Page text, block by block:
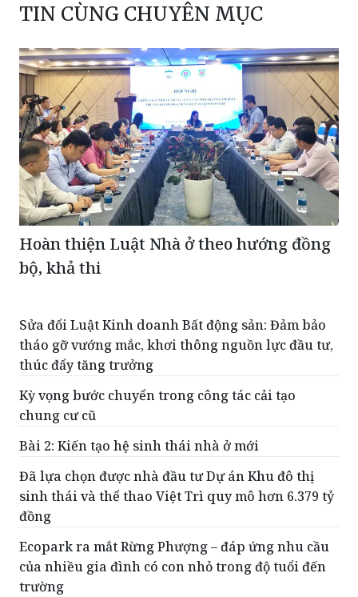
TIN CÙNG CHUYÊN MỤC
Hoàn thiện Luật Nhà ở theo hướng đồng
bộ, khả thi
Sửa đổi Luật Kinh doanh Bất động sản: Đảm bảo
tháo gỡ vướng mắc, khơi thông nguồn lực đầu tư,
thúc đẩy tăng trưởng
Kỳ vọng bước chuyển trong công tác cải tạo
chung cư cũ
Bài 2: Kiến tạo hệ sinh thái nhà ở mới
Đã lựa chọn được nhà đầu tư Dự án Khu đô thị
sinh thái và thể thao Việt Trì quy mô hơn 6.379 tỷ
đồng
Ecopark ra mắt Rừng Phượng – đáp ứng nhu cầu
của nhiều gia đình có con nhỏ trong độ tuổi đến
trường